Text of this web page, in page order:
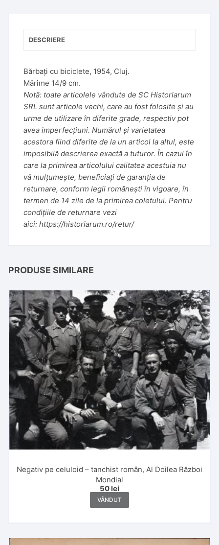
DESCRIERE
Bărbați cu biciclete, 1954, Cluj.
Mărime 14/9 cm.
Notă: toate articolele vândute de SC Historiarum
SRL sunt articole vechi, care au fost folosite și au
urme de utilizare în diferite grade, respectiv pot
avea imperfecțiuni. Numărul și varietatea
acestora fiind diferite de la un articol la altul, este
imposibilă descrierea exactă a tuturor. În cazul în
care la primirea articolului calitatea acestuia nu
vă mulțumește, beneficiați de garanția de
returnare, conform legii românești în vigoare, în
termen de 14 zile de la primirea coletului. Pentru
condițiile de returnare vezi
aici:https://historiarum.ro/retur/
PRODUSE SIMILARE
Negativ pe celuloid – tanchist român, Al Doilea Război
Mondial
50 lei
VÂNDUT